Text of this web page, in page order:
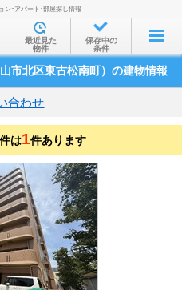
探す
沿線・駅から
賃相場から
勤通学時間から
物件特集から
動産会社から
ン･アパート･部屋探し情報
最近見た
物件
保存中の
条件
市北区東古松南町）の建物情報
合わせ
は1件あります